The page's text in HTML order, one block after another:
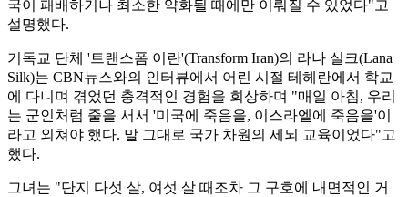
국이 패배하거나 최소한 약화될 때에만 이뤄질 수 있었다"고
설명했다.
기독교 단체 '트랜스폼 이란'(Transform Iran)의 라나 실크(Lana
Silk)는 CBN뉴스와의 인터뷰에서 어린 시절 테헤란에서 학교
에 다니며 겪었던 충격적인 경험을 회상하며 "매일 아침, 우리
는 군인처럼 줄을 서서 '미국에 죽음을, 이스라엘에 죽음을'이
라고 외쳐야 했다. 말 그대로 국가 차원의 세뇌 교육이었다"고
했다.
그녀는 "단지 다섯 살, 여섯 살 때조차 그 구호에 내면적인 거